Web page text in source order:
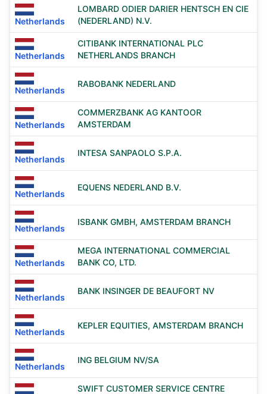
Netherlands
LOMBARD ODIER DARIER HENTSCH EN CIE
(NEDERLAND) N.V.
Netherlands
CITIBANK INTERNATIONAL PLC
NETHERLANDS BRANCH
Netherlands
RABOBANK NEDERLAND
Netherlands
COMMERZBANK AG KANTOOR
AMSTERDAM
Netherlands
INTESA SANPAOLO S.P.A.
Netherlands
EQUENS NEDERLAND B.V.
Netherlands
ISBANK GMBH, AMSTERDAM BRANCH
Netherlands
MEGA INTERNATIONAL COMMERCIAL
BANK CO, LTD.
Netherlands
BANK INSINGER DE BEAUFORT NV
Netherlands
KEPLER EQUITIES, AMSTERDAM BRANCH
Netherlands
ING BELGIUM NV/SA
SWIFT CUSTOMER SERVICE CENTRE